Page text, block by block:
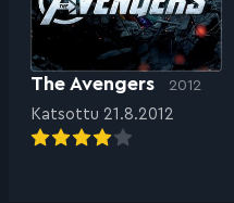
The Avengers 2012
Katsottu 21.8.2012